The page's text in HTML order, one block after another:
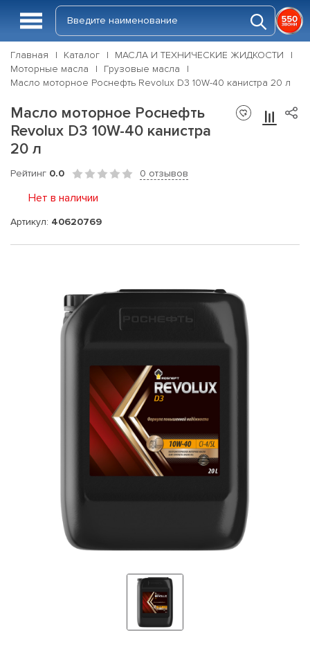
Главная Каталог
МАСЛА И ТЕХНИЧЕСКИЕ ЖИДКОСТИ
Моторные масла
Грузовые масла
Масло моторное Роснефть Revolux D3 10W-40 канистра 20 л
Масло моторное Роснефть
Revolux D3 10W-40 канистра
20 л
Рейтинг 0.0 0 отзывов
Нет в наличии
Артикул: 40620769